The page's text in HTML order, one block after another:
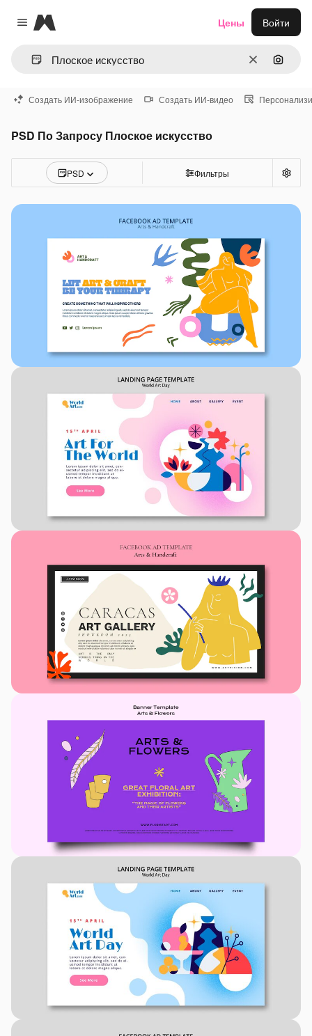
Close menu
Magnific
ОчиститьПоиск
Цены Войти
Создать ИИ-изображение Создать ИИ-видео
PSD По Запросу Плоское искусство
PSD Фильтры